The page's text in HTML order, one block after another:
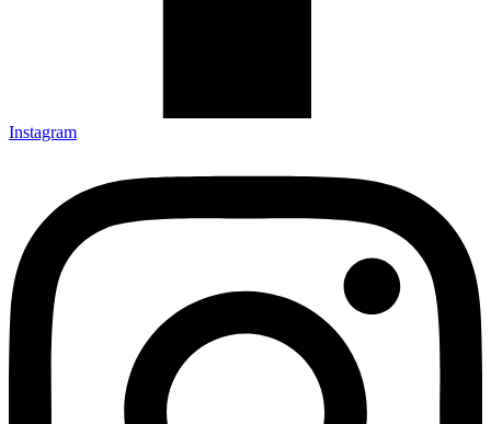
Instagram